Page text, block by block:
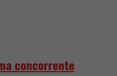
concorrente